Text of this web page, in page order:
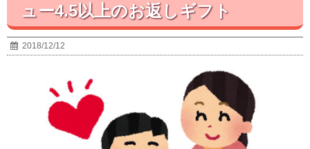
ュー4.5以上のお返しギフト
2018/12/12